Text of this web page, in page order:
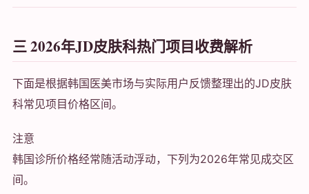
三 2026年JD皮肤科热门项目收费解析
下面是根据韩国医美市场与实际用户反馈整理出的JD皮肤
科常见项目价格区间。
注意
韩国诊所价格经常随活动浮动，下列为2026年常见成交区
间。